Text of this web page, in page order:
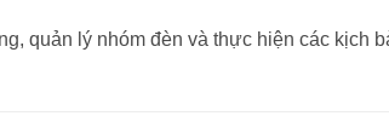
quản lý nhóm đèn và thực hiện các kịch